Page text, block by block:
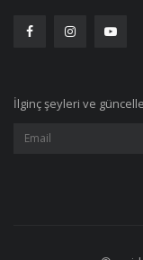
İlginç şeyleri ve